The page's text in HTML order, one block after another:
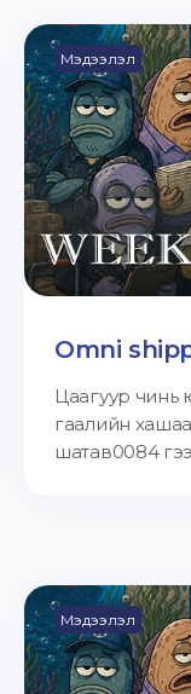
Мэдээлэл
Omni
Цаагуур
гаалийн
шатав0084
Мэдээлэл